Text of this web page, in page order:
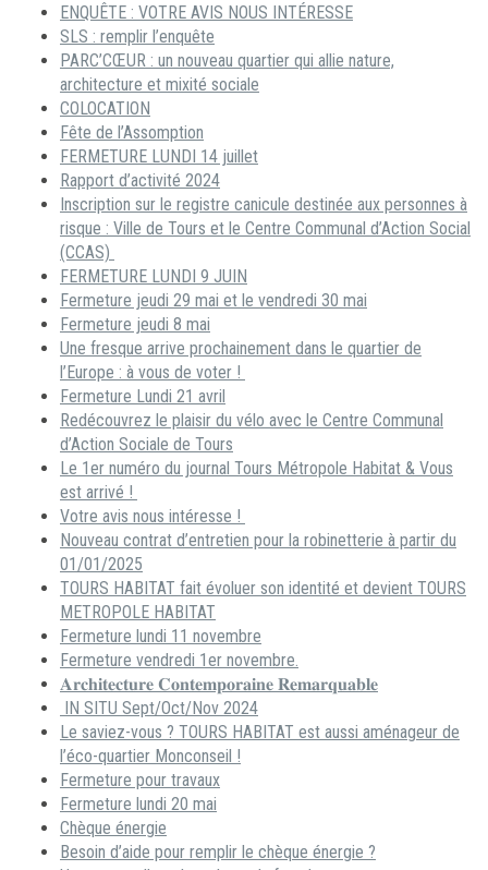
ENQUÊTE : VOTRE AVIS NOUS INTÉRESSE
SLS : remplir l’enquête
PARC’CŒUR : un nouveau quartier qui allie nature,
architecture et mixité sociale
COLOCATION
Fête de l’Assomption
FERMETURE LUNDI 14 juillet
Rapport d’activité 2024
Inscription sur le registre canicule destinée aux personnes à
risque : Ville de Tours et le Centre Communal d’Action Social
(CCAS)
FERMETURE LUNDI 9 JUIN
Fermeture jeudi 29 mai et le vendredi 30 mai
Fermeture jeudi 8 mai
Une fresque arrive prochainement dans le quartier de
l’Europe : à vous de voter !
Fermeture Lundi 21 avril
Redécouvrez le plaisir du vélo avec le Centre Communal
d’Action Sociale de Tours
Le 1er numéro du journal Tours Métropole Habitat & Vous
est arrivé !
Votre avis nous intéresse !
Nouveau contrat d’entretien pour la robinetterie à partir du
01/01/2025
TOURS HABITAT fait évoluer son identité et devient TOURS
METROPOLE HABITAT
Fermeture lundi 11 novembre
Fermeture vendredi 1er novembre.
𝐀𝐫𝐜𝐡𝐢𝐭𝐞𝐜𝐭𝐮𝐫𝐞 𝐂𝐨𝐧𝐭𝐞𝐦𝐩𝐨𝐫𝐚𝐢𝐧𝐞 𝐑𝐞𝐦𝐚𝐫𝐪𝐮𝐚𝐛𝐥𝐞
IN SITU Sept/Oct/Nov 2024
Le saviez-vous ? TOURS HABITAT est aussi aménageur de
l’éco-quartier Monconseil !
Fermeture pour travaux
Fermeture lundi 20 mai
Chèque énergie
Besoin d’aide pour remplir le chèque énergie ?